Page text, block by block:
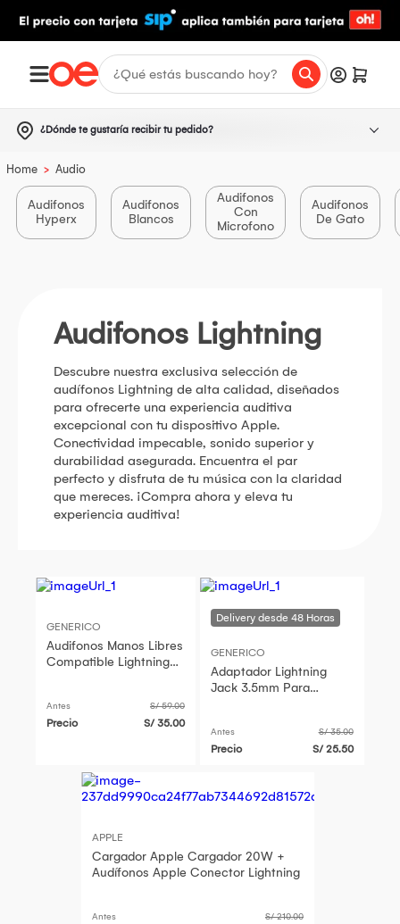
¿Dónde te gustaría recibir tu pedido?
Home > Audio
Audifonos
Hyperx
Audifonos
Blancos
Audifonos
Con
Microfono
Audifonos
De Gato
Audifonos Lightning
Descubre nuestra exclusiva selección de
audífonos Lightning de alta calidad, diseñados
para ofrecerte una experiencia auditiva
excepcional con tu dispositivo Apple.
Conectividad impecable, sonido superior y
durabilidad asegurada. Encuentra el par
perfecto y disfruta de tu música con la claridad
que mereces. ¡Compra ahora y eleva tu
experiencia auditiva!
GENERICO
Audifonos Manos Libres
Compatible Lightning
Antes S/ 59.00
Precio S/ 35.00
GENERICO
Adaptador Lightning
Jack 3.5mm Para
Antes S/ 35.00
Precio S/ 25.50
APPLE
Cargador Apple Cargador 20W +
Audífonos Apple Conector Lightning
Antes S/ 210.00